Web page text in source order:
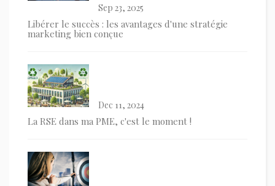
Sep 23, 2025
Libérer le succès : les avantages d'une stratégie
marketing bien conçue
Dec 11, 2024
La RSE dans ma PME, c'est le moment !